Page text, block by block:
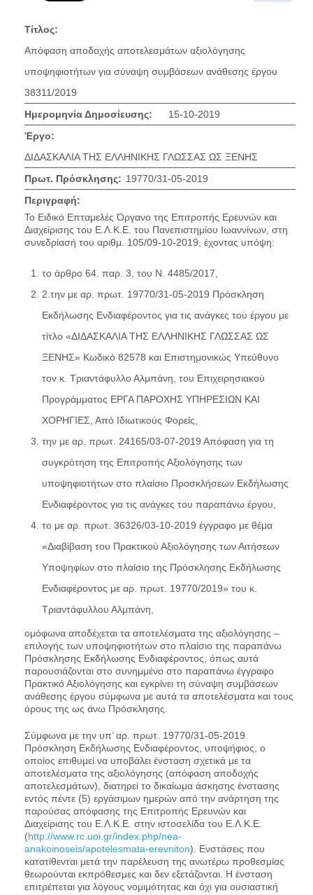
Τίτλος:
Απόφαση αποδοχής αποτελεσμάτων αξιολόγησης
υποψηφιοτήτων για σύναψη συμβάσεων ανάθεσης έργου
38311/2019
Ημερομηνία Δημοσίευσης:
15-10-2019
Έργο:
ΔΙΔΑΣΚΑΛΙΑ ΤΗΣ ΕΛΛΗΝΙΚΗΣ ΓΛΩΣΣΑΣ ΩΣ ΞΕΝΗΣ
Πρωτ. Πρόσκλησης: 19770/31-05-2019
Περιγραφή:
Το Ειδικό Επταμελές Όργανο της Επιτροπής Ερευνών και
Διαχείρισης του Ε.Λ.Κ.Ε. του Πανεπιστημίου Ιωαννίνων, στη
συνεδρίασή του αριθμ. 105/09-10-2019, έχοντας υπόψη:
το άρθρο 64. παρ. 3, του Ν. 4485/2017,
2.την με αρ. πρωτ. 19770/31-05-2019 Πρόσκληση
Εκδήλωσης Ενδιαφέροντος για τις ανάγκες του έργου με
τίτλο «ΔΙΔΑΣΚΑΛΙΑ ΤΗΣ ΕΛΛΗΝΙΚΗΣ ΓΛΩΣΣΑΣ ΩΣ
ΞΕΝΗΣ» Κωδικό 82578 και Επιστημονικώς Υπεύθυνο
τον κ. Τριαντάφυλλο Αλμπάνη, του Επιχειρησιακού
Προγράμματος ΕΡΓΑ ΠΑΡΟΧΗΣ ΥΠΗΡΕΣΙΩΝ ΚΑΙ
ΧΟΡΗΓΙΕΣ, Από Ιδιωτικούς Φορείς,
την με αρ. πρωτ. 24165/03-07-2019 Απόφαση για τη
συγκρότηση της Επιτροπής Αξιολόγησης των
υποψηφιοτήτων στο πλαίσιο Προσκλήσεων Εκδήλωσης
Ενδιαφέροντος για τις ανάγκες του παραπάνω έργου,
το με αρ. πρωτ. 36326/03-10-2019 έγγραφο με θέμα
«Διαβίβαση του Πρακτικού Αξιολόγησης των Αιτήσεων
Υποψηφίων στο πλαίσιο της Πρόσκλησης Εκδήλωσης
Ενδιαφέροντος με αρ. πρωτ. 19770/2019» του κ.
Τριαντάφυλλου Αλμπάνη,
ομόφωνα αποδέχεται τα αποτελέσματα της αξιολόγησης –
επιλογής των υποψηφιοτήτων στο πλαίσιο της παραπάνω
Πρόσκλησης Εκδήλωσης Ενδιαφέροντος, όπως αυτά
παρουσιάζονται στο συνημμένο στο παραπάνω έγγραφο
Πρακτικό Αξιολόγησης και εγκρίνει τη σύναψη συμβάσεων
ανάθεσης έργου σύμφωνα με αυτά τα αποτελέσματα και τους
όρους της ως άνω Πρόσκλησης.
Σύμφωνα με την υπ’ αρ. πρωτ. 19770/31-05-2019
Πρόσκληση Εκδήλωσης Ενδιαφέροντος, υποψήφιος, ο
οποίος επιθυμεί να υποβάλει ένσταση σχετικά με τα
αποτελέσματα της αξιολόγησης (απόφαση αποδοχής
αποτελεσμάτων), διατηρεί το δικαίωμα άσκησης ένστασης
εντός πέντε (5) εργάσιμων ημερών από την ανάρτηση της
παρούσας απόφασης της Επιτροπής Ερευνών και
Διαχείρισης του Ε.Λ.Κ.Ε. στην ιστοσελίδα του Ε.Λ.Κ.Ε.
(http://www.rc.uoi.gr/index.php/nea-
anakoinoseis/apotelesmata-erevniton). Ενστάσεις που
κατατίθενται μετά την παρέλευση της ανωτέρω προθεσμίας
θεωρούνται εκπρόθεσμες και δεν εξετάζονται. Η ένσταση
επιτρέπεται για λόγους νομιμότητας και όχι για ουσιαστική